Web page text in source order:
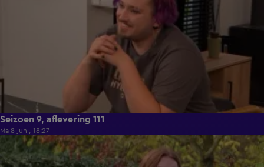
Seizoen 9, aflevering 111
Ma 8 juni, 18:27
22:26